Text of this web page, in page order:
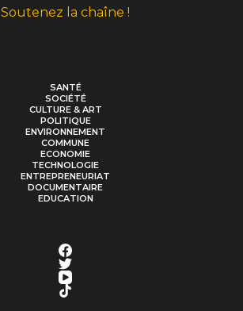
Soutenez la chaîne !
SANTÉ
SOCIÉTÉ
CULTURE & ART
POLITIQUE
ENVIRONNEMENT
COMMUNE
ECONOMIE
TECHNOLOGIE
ENTREPRENEURIAT
DOCUMENTAIRE
EDUCATION